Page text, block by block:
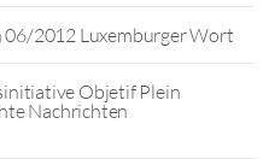
06/2012 Luxemburger Wort
Objetif Plein
Nachrichten